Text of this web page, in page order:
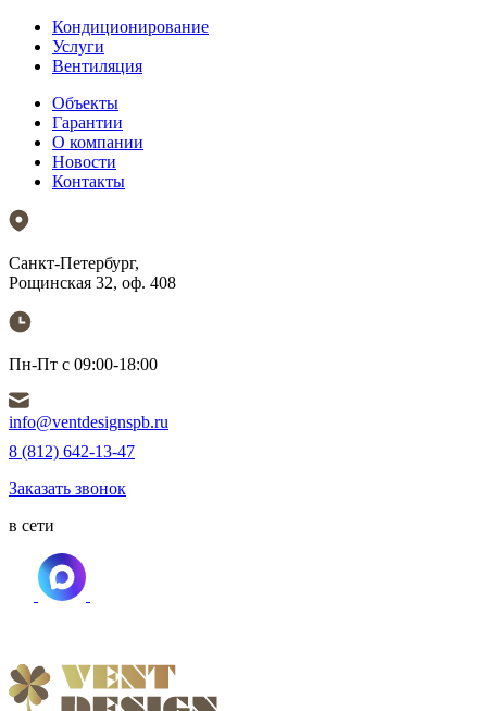
Кондиционирование
Услуги
Вентиляция
Объекты
Гарантии
О компании
Новости
Контакты
Санкт-Петербург,
Рощинская 32, оф. 408
Пн-Пт с 09:00-18:00
info@ventdesignspb.ru
8 (812) 642-13-47
Заказать звонок
в сети